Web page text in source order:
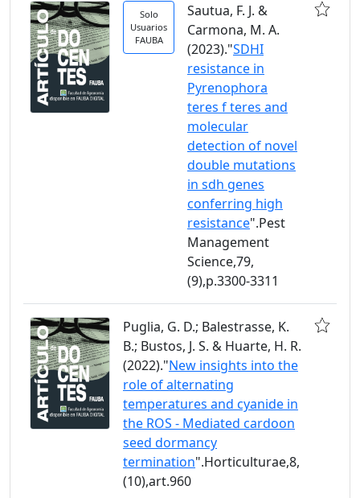
Solo
Usuarios
FAUBA
Sautua, F. J. &
Carmona, M. A.
(2023)."SDHI
resistance in
Pyrenophora
teres f teres and
molecular
detection of novel
double mutations
in sdh genes
conferring high
resistance".Pest
Management
Science,79,
(9),p.3300-3311
Puglia, G. D.; Balestrasse, K.
B.; Bustos, J. S. & Huarte, H. R.
(2022)."New insights into the
role of alternating
temperatures and cyanide in
the ROS - Mediated cardoon
seed dormancy
termination".Horticulturae,8,
(10),art.960